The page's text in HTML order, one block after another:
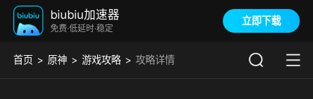
biubiu加速器
免费·低延时·稳定
立即下载
首页 原神 游戏攻略 攻略详情